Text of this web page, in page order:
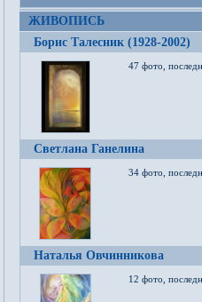
ЖИВОПИСЬ
Борис Талесник (1928-2002)
47 фото,
Светлана Ганелина
34 фото,
Наталья Овчинникова
12 фото,